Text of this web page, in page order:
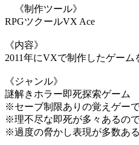
《制作ツール》
RPGツクールVX Ace
《内容》
2011年にVXで制作したゲーム
《ジャンル》
謎解きホラー即死探索ゲーム
※セーブ制限ありの覚えゲー
※理不尽な即死が多々あるの
※過度の脅かし表現が多数あ